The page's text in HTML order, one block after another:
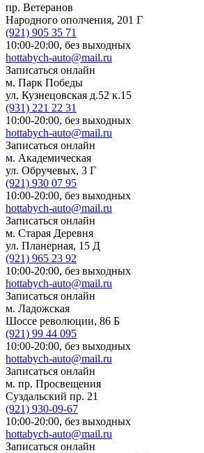
пр. Ветеранов
Народного ополчения, 201 Г
(921) 905 35 71
10:00-20:00, без выходных
hottabych-auto@mail.ru
Записаться онлайн
м. Парк Победы
ул. Кузнецовская д.52 к.15
(931) 221 22 31
10:00-20:00, без выходных
hottabych-auto@mail.ru
Записаться онлайн
м. Академическая
ул. Обручевых, 3 Г
(921) 930 07 95
10:00-20:00, без выходных
hottabych-auto@mail.ru
Записаться онлайн
м. Старая Деревня
ул. Планерная, 15 Д
(921) 965 23 92
10:00-20:00, без выходных
hottabych-auto@mail.ru
Записаться онлайн
м. Ладожская
Шоссе революции, 86 Б
(921) 99 44 095
10:00-20:00, без выходных
hottabych-auto@mail.ru
Записаться онлайн
м. пр. Просвещения
Суздальский пр. 21
(921) 930-09-67
10:00-20:00, без выходных
hottabych-auto@mail.ru
Записаться онлайн